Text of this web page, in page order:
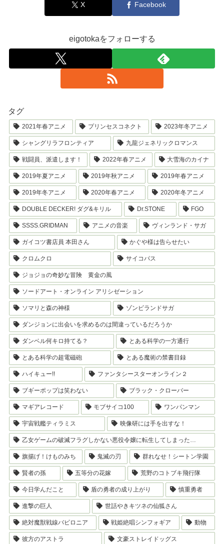
X Facebook
eigotokaをフォローする
タグ
2021年春アニメ プリンセスコネクト 2023年冬アニメ
シャングリラフロンティア 九龍ジェネリックロマンス
戦闘員、派遣します！ 2022年春アニメ 大雪海のカイナ
2019年夏アニメ 2019年秋アニメ 2019年春アニメ
2019年冬アニメ 2020年春アニメ 2020年冬アニメ
DOUBLE DECKER! ダグ&キリル Dr.STONE FGO
SSSS.GRIDMAN アニメの音楽 ヴィンランド・サガ
ガイコツ書店員 本田さん かぐや様は告らせたい
クロムクロ サイコパス
ジョジョの奇妙な冒険 黄金の風
ソードアート・オンライン アリシゼーション
ソマリと森の神様 ゾンビランドサガ
ダンジョンに出会いを求めるのは間違っているだろうか
ダンベル何キロ持てる？ とある科学の一方通行
とある科学の超電磁砲 とある魔術の禁書目録
ハイキュー!! ファンタシースターオンライン２
ブギーポップは笑わない ブラック・クローバー
マギアレコード モブサイコ100 ワンパンマン
宇宙戦艦ティラミス 映像研には手を出すな！
乙女ゲームの破滅フラグしかない悪役令嬢に転生してしまった…
旗揚げ！けものみち 鬼滅の刃 群れなせ！シートン学園
賢者の孫 五等分の花嫁 荒野のコトブキ飛行隊
今日学んだこと 盾の勇者の成り上がり 慎重勇者
進撃の巨人 世話やきキツネの仙狐さん
絶対魔獣戦線バビロニア 戦姫絶唱シンフォギア 動物
彼方のアストラ 文豪ストレイドッグス